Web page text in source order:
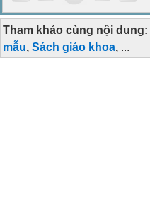
Tham khảo cùng nội dung:
mẫu, Sách giáo khoa, ...